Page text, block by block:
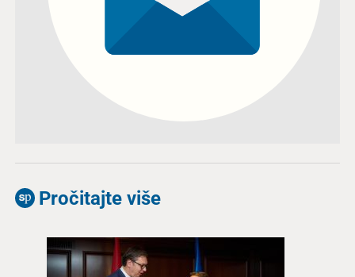
Pročitajte više